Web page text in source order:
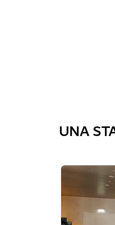
UNA
Diapositiva